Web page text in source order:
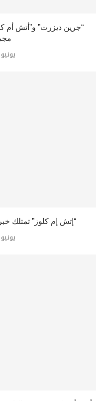
“جرين ديزرت” و”أتش أم
يونيو 18,
“إتش إم كلوز” تمتلك خبرة
يونيو 18,